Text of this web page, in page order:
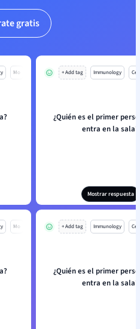
gratis
Mo + Add tag Immunology
¿Quién es el primer
entra en la sala?
Mostrar respuesta
Mo + Add tag Immunology
¿Quién es el primer
entra en la sala?